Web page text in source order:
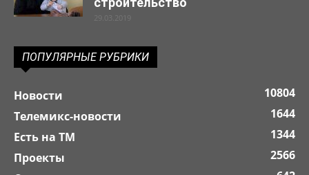
29.03.2019
ПОПУЛЯРНЫЕ РУБРИКИ
Новости
10804
Телемикс-новости
1644
Есть на ТМ
1344
Проекты
2566